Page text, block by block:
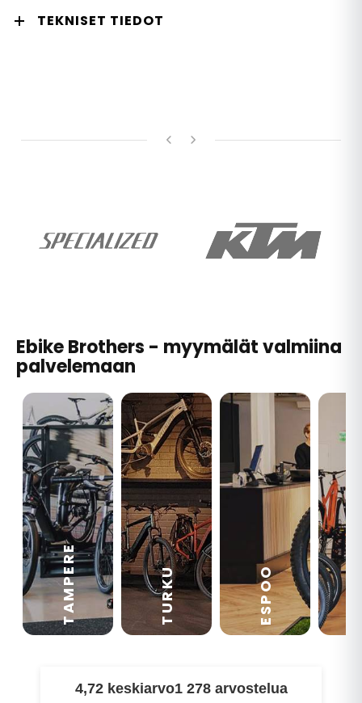
TEKNISET TIEDOT
Ebike Brothers - myymälät valmiina
palvelemaan
TAMPERE TURKU ESPOO
4,72 keskiarvo1 278 arvostelua